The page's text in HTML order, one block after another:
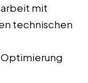
mit
technischen